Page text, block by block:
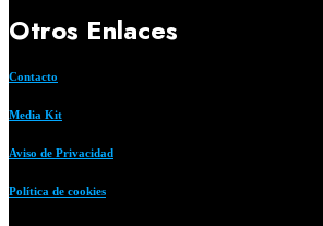
Otros Enlaces
Contacto
Media Kit
Aviso de Privacidad
Política de cookies